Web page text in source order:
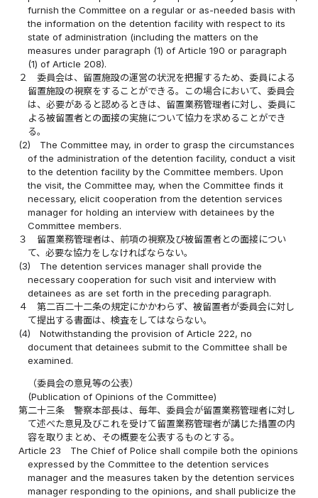
furnish the Committee on a regular or as-needed basis with
the information on the detention facility with respect to its
state of administration (including the matters on the
measures under paragraph (1) of Article 190 or paragraph
(1) of Article 208).
２
委員会は、留置施設の運営の状況を把握するため、委員による
留置施設の視察をすることができる。この場合において、委員会
は、必要があると認めるときは、留置業務管理者に対し、委員に
よる被留置者との面接の実施について協力を求めることができ
る。
(2)
The Committee may, in order to grasp the circumstances
of the administration of the detention facility, conduct a visit
to the detention facility by the Committee members. Upon
the visit, the Committee may, when the Committee finds it
necessary, elicit cooperation from the detention services
manager for holding an interview with detainees by the
Committee members.
３
留置業務管理者は、前項の視察及び被留置者との面接につい
て、必要な協力をしなければならない。
(3)
The detention services manager shall provide the
necessary cooperation for such visit and interview with
detainees as are set forth in the preceding paragraph.
４
第二百二十二条の規定にかかわらず、被留置者が委員会に対し
て提出する書面は、検査をしてはならない。
(4)
Notwithstanding the provision of Article 222, no
document that detainees submit to the Committee shall be
examined.
（委員会の意見等の公表）
(Publication of Opinions of the Committee)
第二十三条
警察本部長は、毎年、委員会が留置業務管理者に対し
て述べた意見及びこれを受けて留置業務管理者が講じた措置の内
容を取りまとめ、その概要を公表するものとする。
Article 23
The Chief of Police shall compile both the opinions
expressed by the Committee to the detention services
manager and the measures taken by the detention services
manager responding to the opinions, and shall publicize the